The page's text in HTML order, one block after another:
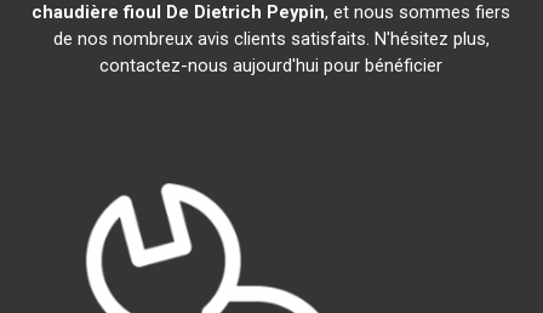
chaudière fioul De Dietrich Peypin, et nous sommes fiers
de nos nombreux avis clients satisfaits. N'hésitez plus,
contactez-nous aujourd'hui pour bénéficier